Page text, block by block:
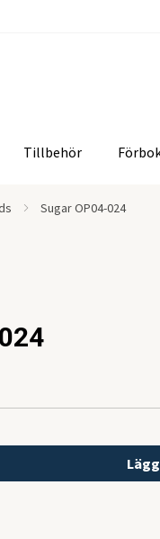
Tillbehör
Sugar OP04-024